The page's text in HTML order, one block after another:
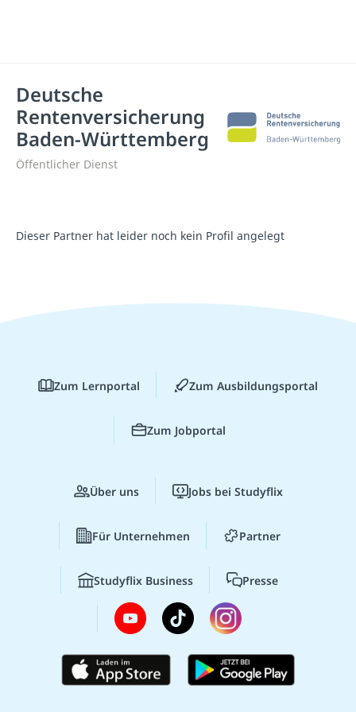
Deutsche
Rentenversicherung
Baden-Württemberg
Öffentlicher Dienst
Dieser Partner hat leider noch kein Profil angelegt
Zum Lernportal Zum Ausbildungsportal
Zum Jobportal
Über uns Jobs bei Studyflix
Für Unternehmen Partner
Studyflix Business Presse